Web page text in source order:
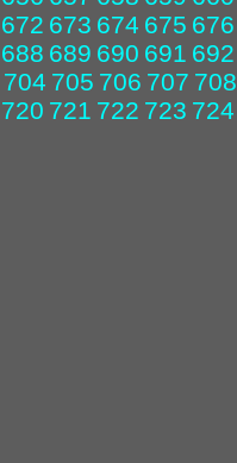
672 673 674 675 676
688 689 690 691 692
704 705 706 707 708
720 721 722 723 724